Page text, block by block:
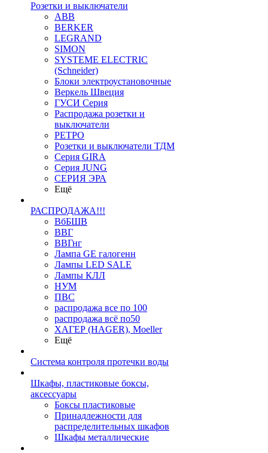
Розетки и выключатели
ABB
BERKER
LEGRAND
SIMON
SYSTEME ELECTRIC
(Schneider)
Блоки электроустановочные
Веркель Швеция
ГУСИ Серия
Распродажа розетки и
выключатели
РЕТРО
Розетки и выключатели ТДМ
Серия GIRA
Серия JUNG
СЕРИЯ ЭРА
Ещё
РАСПРОДАЖА!!!
ВбБШВ
ВВГ
ВВГнг
Лампа GE галогенн
Лампы LED SALE
Лампы КЛЛ
НУМ
ПВС
распродажа все по 100
распродажа всё по50
ХАГЕР (HAGER), Moeller
Ещё
Система контроля протечки воды
Шкафы, пластиковые боксы,
аксессуары
Боксы пластиковые
Принадлежности для
распределительных шкафов
Шкафы металлические